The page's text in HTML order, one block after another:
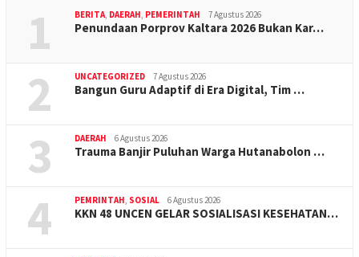
1 BERITA DAERAH PEMERINTAH 7 Agustus 2026
Penundaan Porprov Kaltara 2026 Bukan Kar…
2 UNCATEGORIZED 7 Agustus 2026
Bangun Guru Adaptif di Era Digital, Tim …
3 DAERAH 6 Agustus 2026
Trauma Banjir Puluhan Warga Hutanabolon …
4 PEMRINTAH SOSIAL 6 Agustus 2026
KKN 48 UNCEN GELAR SOSIALISASI KESEHATAN…